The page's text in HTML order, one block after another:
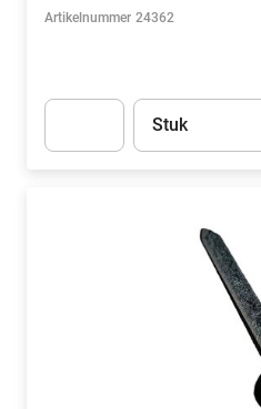
Artikelnummer 24362
Eenheid
Stuk